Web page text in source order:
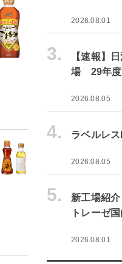
2026.08.01
3.
【速報】
場 29年度
2026.08.05
4. ラベルレ
2026.08.05
5.
新工場紹
トレーゼ
2026.08.01